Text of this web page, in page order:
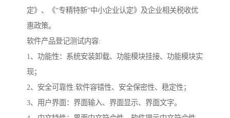
定》、《“专精特新”中小企业认定》及企业相关税收优
惠政策。
软件产品登记测试内容:
1、功能性：系统安装卸载、功能模块挂接、功能模块实
现；
2、安全可靠性:软件容错性、安全保密性、稳定性；
3、用户界面：界面输入、界面显示、界面文字。